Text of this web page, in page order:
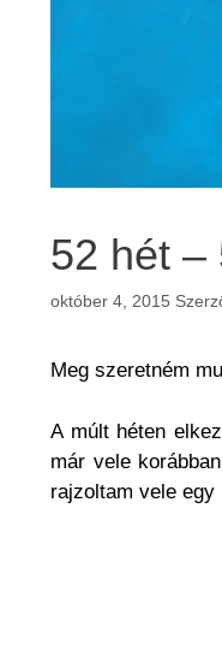
52 hét –
október 4, 2015
Meg szeretném
A múlt héten
már vele
rajzoltam vele